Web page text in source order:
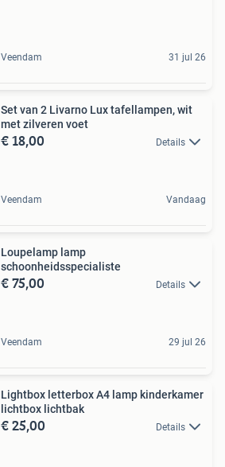
Veendam 31 jul 26
Set van 2 Livarno Lux tafellampen, wit
met zilveren voet
€ 18,00 Details
Veendam Vandaag
Loupelamp lamp
schoonheidsspecialiste
€ 75,00 Details
Veendam 29 jul 26
Lightbox letterbox A4 lamp kinderkamer
lichtbox lichtbak
€ 25,00 Details